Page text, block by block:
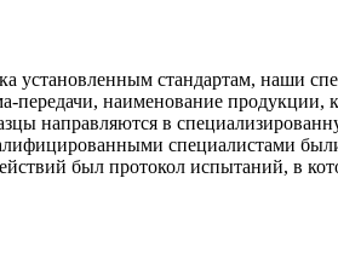
установленным стандартам, наши
наименование продукции,
направляются в
специалистами
был протокол испытаний, в